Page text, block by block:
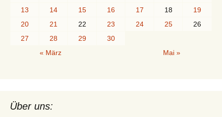
13
14 15 16 17 18
19
20
21 22 23 24 25
26
27
28 29
30
« März
Mai »
Über uns: